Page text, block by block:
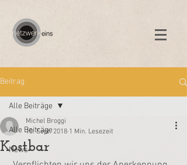
Beitrag
Alle Beiträge
News
Alle Beiträge
Kostbar
Michel Broggi
10. Sept. 2018 1 Min. Lesezeit